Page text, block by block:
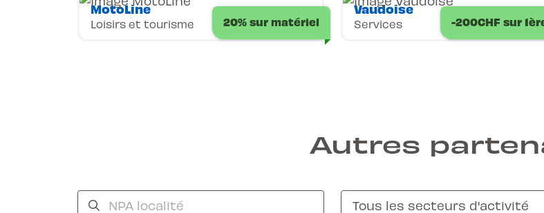
20% sur matériel
MotoLine
Loisirs et tourisme -200CHF sur
Vaudoise
Services
Autres
Tous les secteurs d'activité